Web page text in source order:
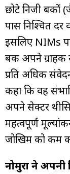
छोटे निजी
पास निश्चित दर
इसलिए NIMs
बैंक अपने ग्राहक
प्रति अधिक
कहा कि वह
अपने सेक्टर
महत्वपूर्ण
जोखिम को कम
नोमुरा ने अपनी